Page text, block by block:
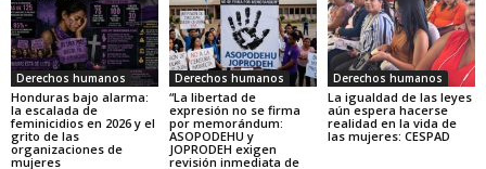
Derechos humanos
Honduras bajo alarma:
la escalada de
feminicidios en 2026 y el
grito de las
organizaciones de
mujeres
Derechos humanos
“La libertad de
expresión no se firma
por memorándum:
ASOPODEHU y
JOPRODEH exigen
revisión inmediata de
Derechos humanos
La igualdad de las leyes
aún espera hacerse
realidad en la vida de
las mujeres: CESPAD